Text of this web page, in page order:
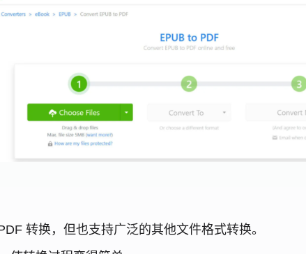
转换，但也支持广泛的其他文件格式转换。